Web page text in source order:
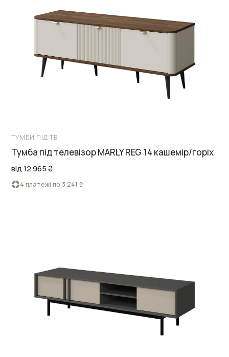
ТУМБИ ПІД ТВ
Тумба під телевізор MARLY REG 14 кашемір/горіх
від 12 965 ₴
4 платежі по 3 241 ₴